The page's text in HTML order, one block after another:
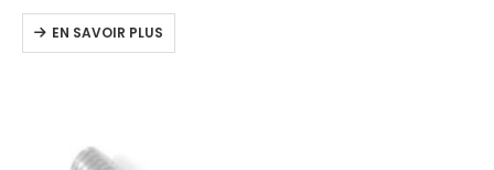
EN SAVOIR PLUS